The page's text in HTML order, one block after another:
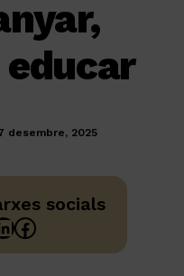
desembre, 2025
socials
Facebook